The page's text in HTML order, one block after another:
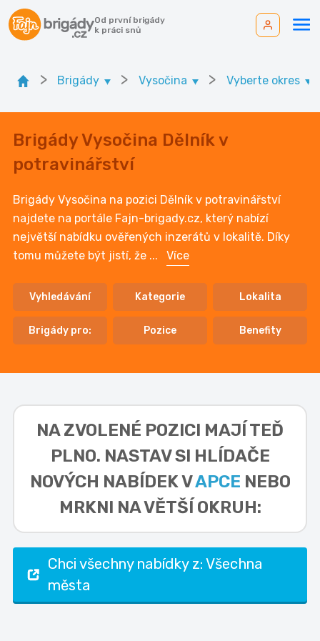
Od první brigády
k práci snů
> Brigády > Vysočina > Vyberte okres
Brigády Vysočina Dělník v
potravinářství
Brigády Vysočina na pozici Dělník v potravinářství
najdete na portále Fajn-brigady.cz, který nabízí
největší nabídku ověřených inzerátů v lokalitě. Díky
tomu můžete být jistí, že ... Více
Vyhledávání Kategorie Lokalita
Brigády pro: Pozice Benefity
NA ZVOLENÉ POZICI MAJÍ TEĎ
PLNO. NASTAV SI HLÍDAČE
NOVÝCH NABÍDEK VAPCE NEBO
MRKNI NA VĚTŠÍ OKRUH:
Chci všechny nabídky z: Všechna
města